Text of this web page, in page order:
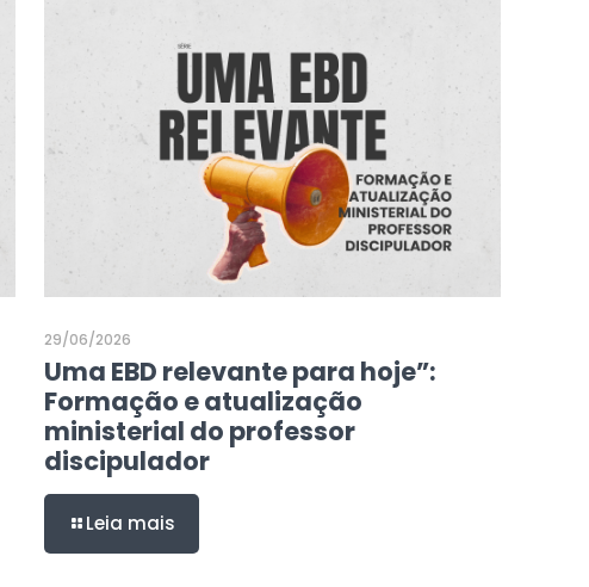
29/06/2026
Uma EBD relevante para hoje”:
Formação e atualização
ministerial do professor
discipulador
Leia mais